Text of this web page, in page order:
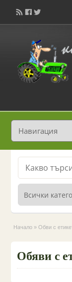
Начало » Обви с
Обяви с